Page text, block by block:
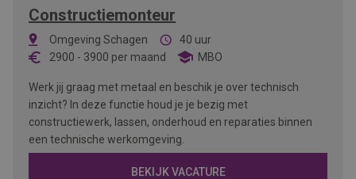
Constructiemonteur
Omgeving Schagen
40 uur
2900 - 3900 per maand MBO
Werk jij graag met metaal en beschik je over technisch
inzicht? In deze functie houd je je bezig met
constructiewerk, lassen, onderhoud en reparaties binnen
een technische werkomgeving.
BEKIJK VACATURE